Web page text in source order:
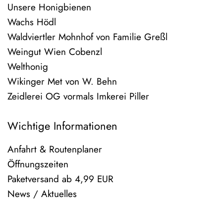
Unsere Honigbienen
Wachs Hödl
Waldviertler Mohnhof von Familie Greßl
Weingut Wien Cobenzl
Welthonig
Wikinger Met von W. Behn
Zeidlerei OG vormals Imkerei Piller
Wichtige Informationen
Anfahrt & Routenplaner
Öffnungszeiten
Paketversand ab 4,99 EUR
News / Aktuelles